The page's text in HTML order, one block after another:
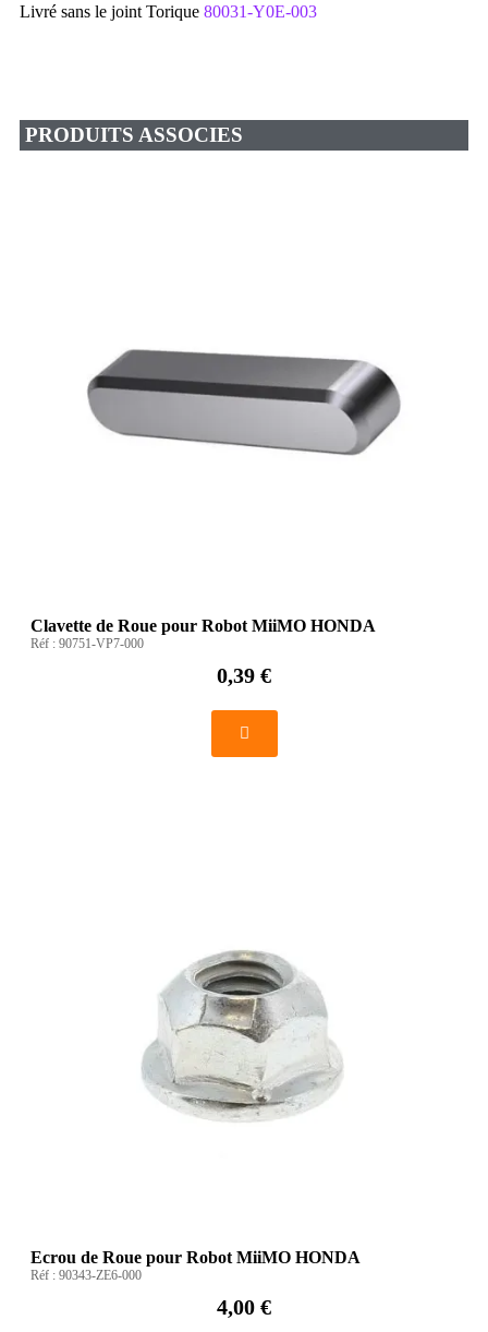
Livré sans le joint Torique 80031-Y0E-003
PRODUITS ASSOCIES
Clavette de Roue pour Robot MiiMO HONDA
Réf : 90751-VP7-000
0,39 €
Ecrou de Roue pour Robot MiiMO HONDA
Réf : 90343-ZE6-000
4,00 €